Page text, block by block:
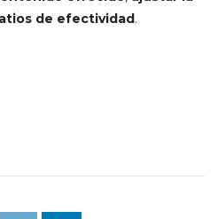
de efectividad.